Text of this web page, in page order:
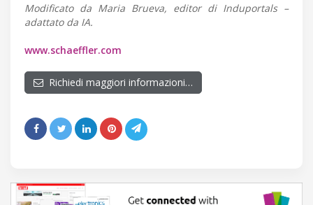
Modificato da Maria Brueva, editor di Induportals –
adattato da IA.
www.schaeffler.com
Richiedi maggiori informazioni…